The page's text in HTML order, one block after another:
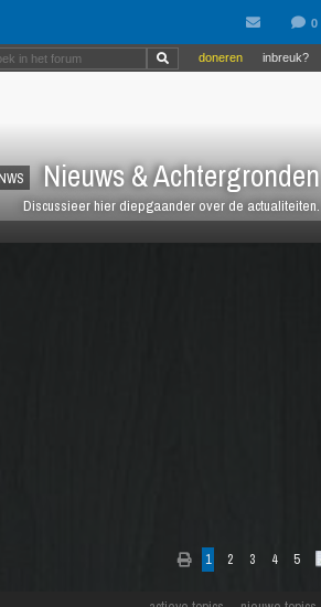
NWS Nieuws & Achtergronden
Discussieer hier diepgaander over de actualiteiten.
inbreuk?
doneren
1 2 3 4 5